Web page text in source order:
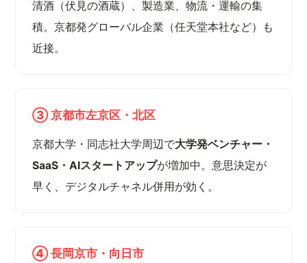
清酒（伏見の酒蔵）、製造業、物流・運輸の集
積。京都発グローバル企業（任天堂本社など）も
近接。
③ 京都市左京区・北区
京都大学・同志社大学周辺で大学発ベンチャー・
SaaS・AIスタートアップが増加中。意思決定が
早く、デジタルチャネル併用が効く。
④ 長岡京市・向日市